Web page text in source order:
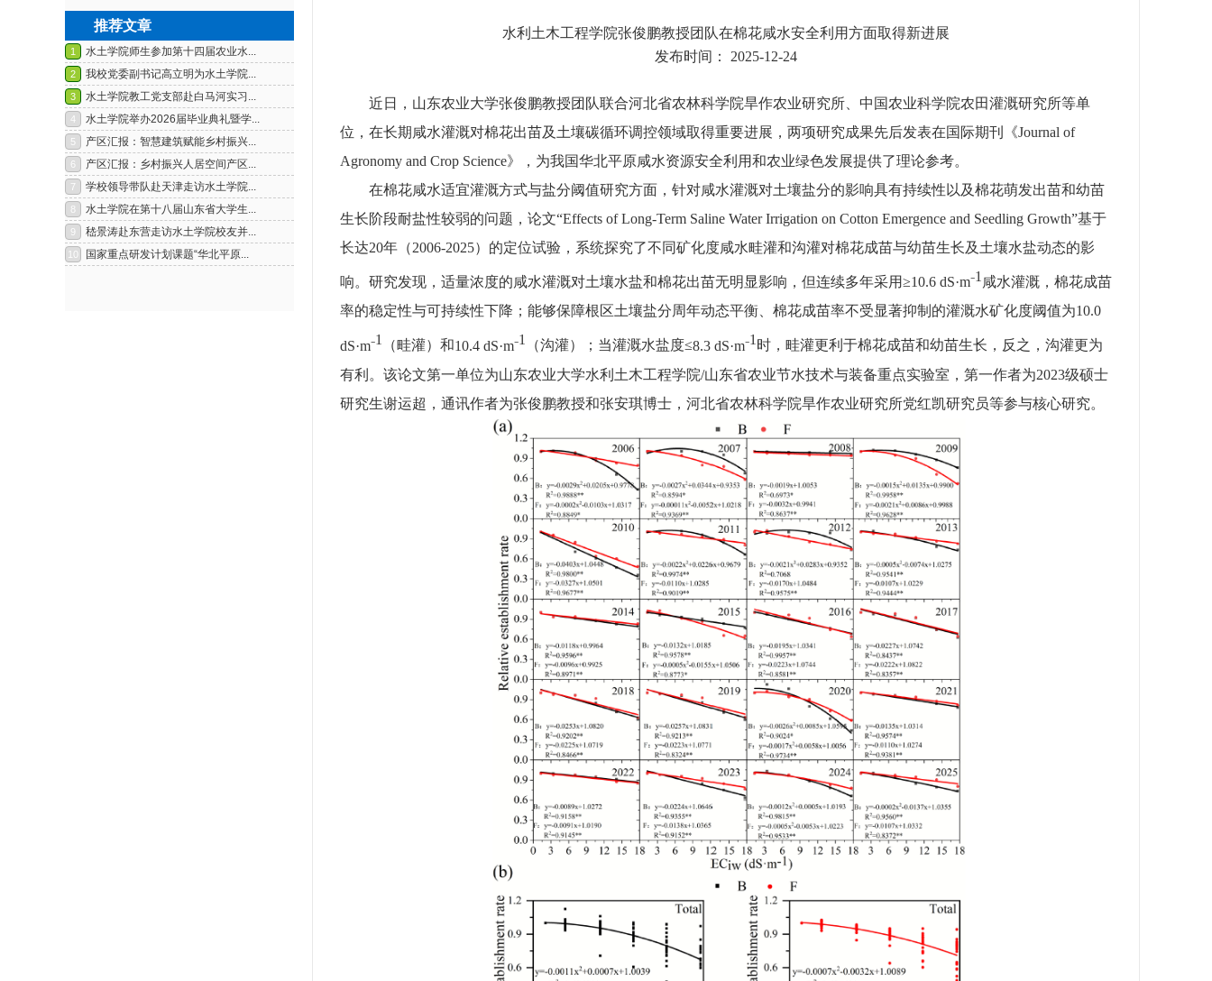
推荐文章
水利土木工程学院张俊鹏教授团队在棉花咸水安全利用方面取得新进展
发布时间： 2025-12-24
近日，山东农业大学张俊鹏教授团队联合河北省农林科学院旱作农业研究所、中国农业科学院农田灌溉研究所等单
位，在长期咸水灌溉对棉花出苗及土壤碳循环调控领域取得重要进展，两项研究成果先后发表在国际期刊《Journal of
Agronomy and Crop Science》，为我国华北平原咸水资源安全利用和农业绿色发展提供了理论参考。
在棉花咸水适宜灌溉方式与盐分阈值研究方面，针对咸水灌溉对土壤盐分的影响具有持续性以及棉花萌发出苗和幼苗
生长阶段耐盐性较弱的问题，论文“Effects of Long-Term Saline Water Irrigation on Cotton Emergence and Seedling Growth”基于
长达20年（2006-2025）的定位试验，系统探究了不同矿化度咸水畦灌和沟灌对棉花成苗与幼苗生长及土壤水盐动态的影
响。研究发现，适量浓度的咸水灌溉对土壤水盐和棉花出苗无明显影响，但连续多年采用≥10.6 dS·m⁻1 咸水灌溉，棉花成苗
率的稳定性与可持续性下降；能够保障根区土壤盐分周年动态平衡、棉花成苗率不受显著抑制的灌溉水矿化度阈值为10.0
dS·m⁻1 （畦灌）和10.4 dS·m⁻1 （沟灌）；当灌溉水盐度≤8.3 dS·m⁻1 时，畦灌更利于棉花成苗和幼苗生长，反之，沟灌更为
有利。该论文第一单位为山东农业大学水利土木工程学院/山东省农业节水技术与装备重点实验室，第一作者为2023级硕士
研究生谢运超，通讯作者为张俊鹏教授和张安琪博士，河北省农林科学院旱作农业研究所党红凯研究员等参与核心研究。